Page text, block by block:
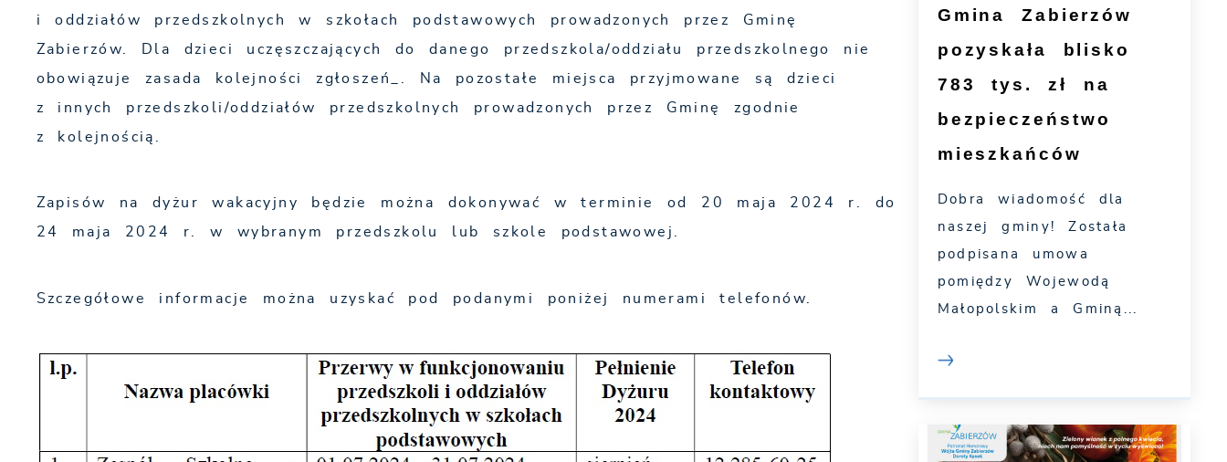
i oddziałów przedszkolnych w szkołach podstawowych prowadzonych przez Gminę
Zabierzów. Dla dzieci uczęszczających do danego przedszkola/oddziału przedszkolnego nie
obowiązuje zasada kolejności zgłoszeń_. Na pozostałe miejsca przyjmowane są dzieci
z innych przedszkoli/oddziałów przedszkolnych prowadzonych przez Gminę zgodnie
z kolejnością.
Zapisów na dyżur wakacyjny będzie można dokonywać w terminie od 20 maja 2024 r. do
24 maja 2024 r. w wybranym przedszkolu lub szkole podstawowej.
Szczegółowe informacje można uzyskać pod podanymi poniżej numerami telefonów.
Gmina Zabierzów
pozyskała blisko
783 tys. zł na
bezpieczeństwo
mieszkańców
Dobra wiadomość dla
naszej gminy! Została
podpisana umowa
pomiędzy Wojewodą
Małopolskim a Gminą...